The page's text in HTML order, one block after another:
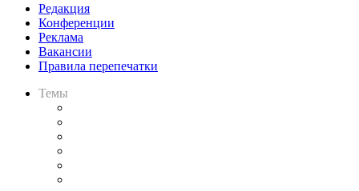
Редакция
Конференции
Реклама
Вакансии
Правила перепечатки
Темы